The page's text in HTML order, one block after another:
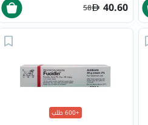
40.60
58
+600 طلب